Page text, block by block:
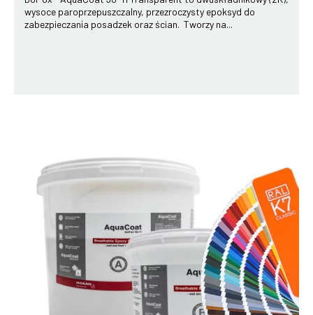
wysoce paroprzepuszczalny, przezroczysty epoksyd do
zabezpieczania posadzek oraz ścian. Tworzy na...